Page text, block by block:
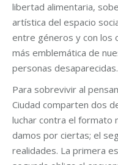
libertad alimentaria,
artística del espacio
entre géneros y con los
más emblemática de
personas desaparecidas.
Para sobrevivir al
Ciudad comparten dos
luchar contra el formato
damos por ciertas; el
realidades. La primera